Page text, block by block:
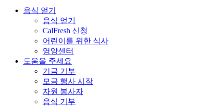
음식 얻기
음식 얻기
CalFresh 신청
어린이를 위한 식사
영양센터
도움을 주세요
기금 기부
모금 행사 시작
자원 봉사자
음식 기부